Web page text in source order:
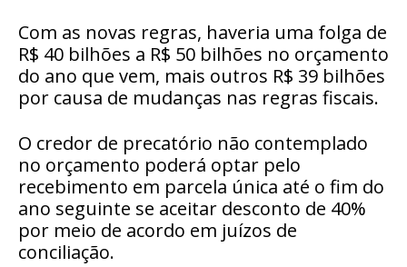
Com as novas regras, haveria uma folga de
R$ 40 bilhões a R$ 50 bilhões no orçamento
do ano que vem, mais outros R$ 39 bilhões
por causa de mudanças nas regras fiscais.
O credor de precatório não contemplado
no orçamento poderá optar pelo
recebimento em parcela única até o fim do
ano seguinte se aceitar desconto de 40%
por meio de acordo em juízos de
conciliação.